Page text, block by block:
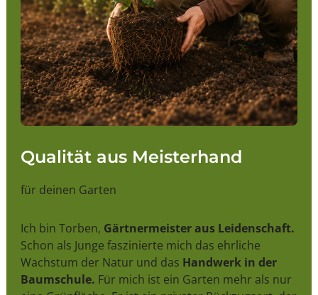
Qualität aus Meisterhand
für deinen Garten
Ich bin Torben, Gärtnermeister aus Leidenschaft.
Schon als Junge faszinierte mich das ehrliche
Wachstum der Natur und das Handwerk in der
Baumschule. Für mich ist ein Garten mehr als nur